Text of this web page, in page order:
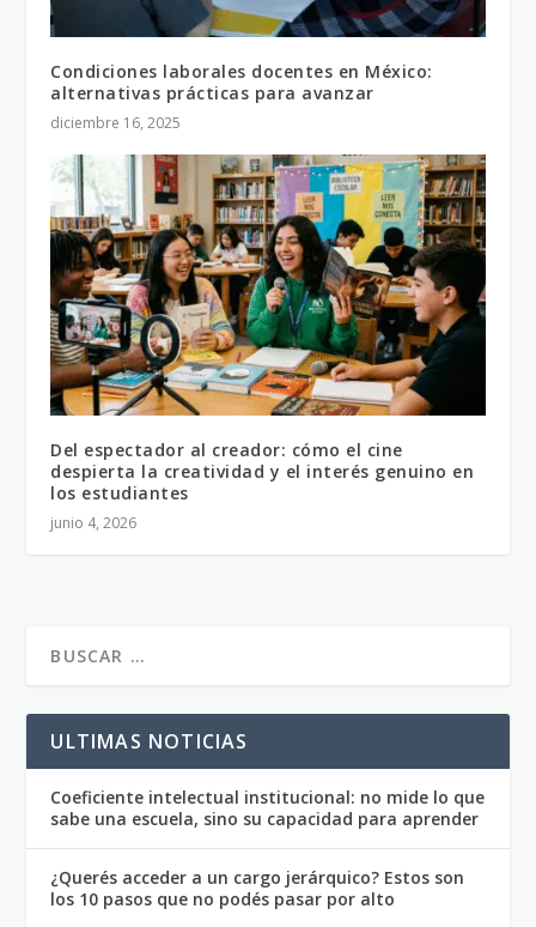
Condiciones laborales docentes en México:
alternativas prácticas para avanzar
diciembre 16, 2025
Del espectador al creador: cómo el cine
despierta la creatividad y el interés genuino en
los estudiantes
junio 4, 2026
ULTIMAS NOTICIAS
Coeficiente intelectual institucional: no mide lo que
sabe una escuela, sino su capacidad para aprender
¿Querés acceder a un cargo jerárquico? Estos son
los 10 pasos que no podés pasar por alto